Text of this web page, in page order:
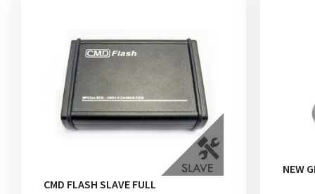
CMD FLASH SLAVE FULL
NEW